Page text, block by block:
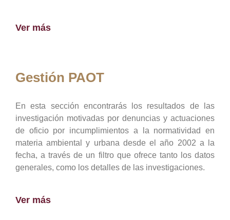
Ver más
Gestión PAOT
En esta sección encontrarás los resultados de las
investigación motivadas por denuncias y actuaciones
de oficio por incumplimientos a la normatividad en
materia ambiental y urbana desde el año 2002 a la
fecha, a través de un filtro que ofrece tanto los datos
generales, como los detalles de las investigaciones.
Ver más